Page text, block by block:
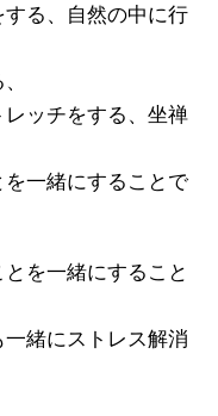
る、自然の中に行
ッチをする、坐禅
一緒にすることで
を一緒にすること
緒にストレス解消